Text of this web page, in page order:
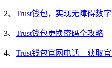
2、 Trust钱包，实现无障碍数
3、 Trust钱包更换密码全攻略
4、 Trust钱包官网电话—获取